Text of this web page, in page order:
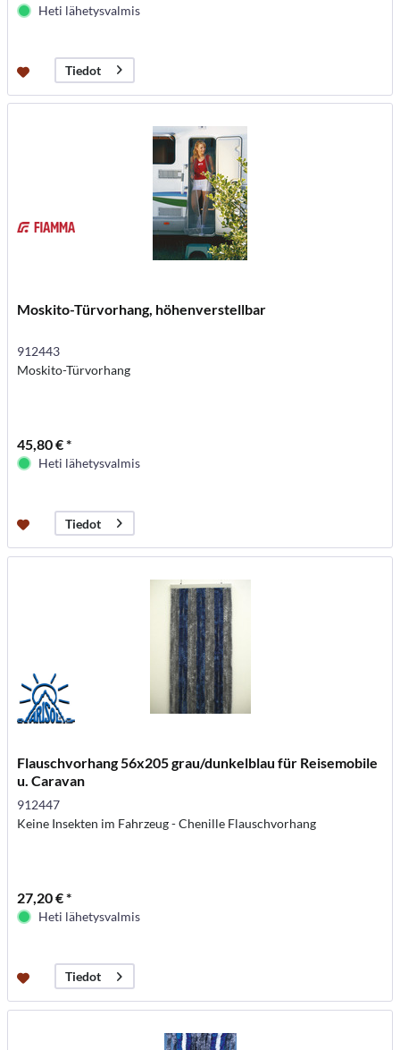
Heti lähetysvalmis
Tiedot
Moskito-Türvorhang, höhenverstellbar
912443
Moskito-Türvorhang
45,80 € *
Heti lähetysvalmis
Tiedot
Flauschvorhang 56x205 grau/dunkelblau für Reisemobile
u. Caravan
912447
Keine Insekten im Fahrzeug - Chenille Flauschvorhang
27,20 € *
Heti lähetysvalmis
Tiedot